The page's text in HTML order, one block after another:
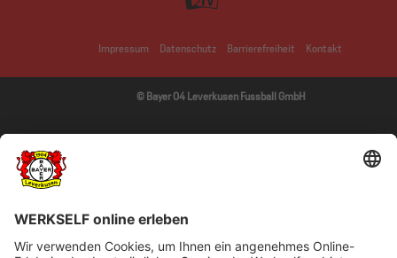
Impressum Datenschutz Barrierefreiheit Kontakt
© Bayer 04 Leverkusen Fussball GmbH